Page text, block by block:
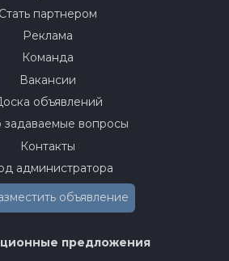
Стать партнером
Реклама
Команда
Вакансии
объявлений
задаваемые вопросы
Контакты
администратора
объявление
предложения